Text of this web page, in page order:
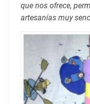
que nos ofrece,
artesanías muy